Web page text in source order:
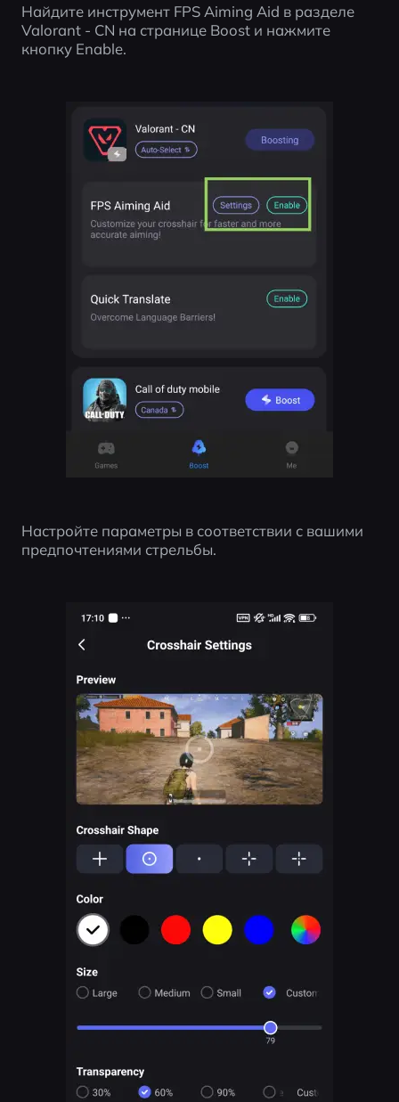
Найдите инструмент FPS Aiming Aid в разделе
Valorant - CN на странице Boost и нажмите
кнопку Enable.
Настройте параметры в соответствии с вашими
предпочтениями стрельбы.